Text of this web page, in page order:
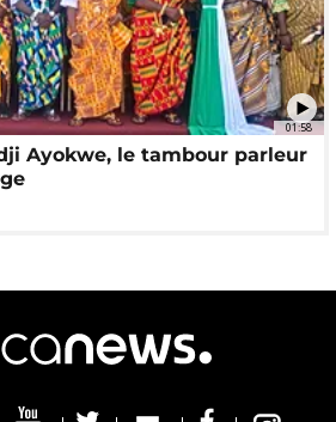
01:58
Ayokwe, le tambour parleur